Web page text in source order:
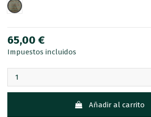
ENVIDIA
65,00 €
Impuestos incluidos
Añadir al carrito